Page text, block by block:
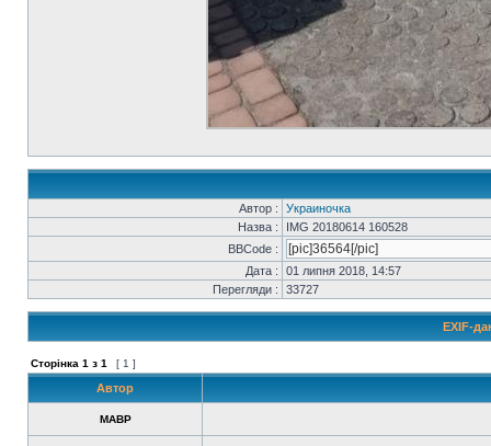
Автор :
Украиночка
Назва :
IMG 20180614 160528
BBCode :
Дата :
01 липня 2018, 14:57
Перегляди :
33727
EXIF-
Сторінка 1 з 1 [ 1 ]
Автор
MABP